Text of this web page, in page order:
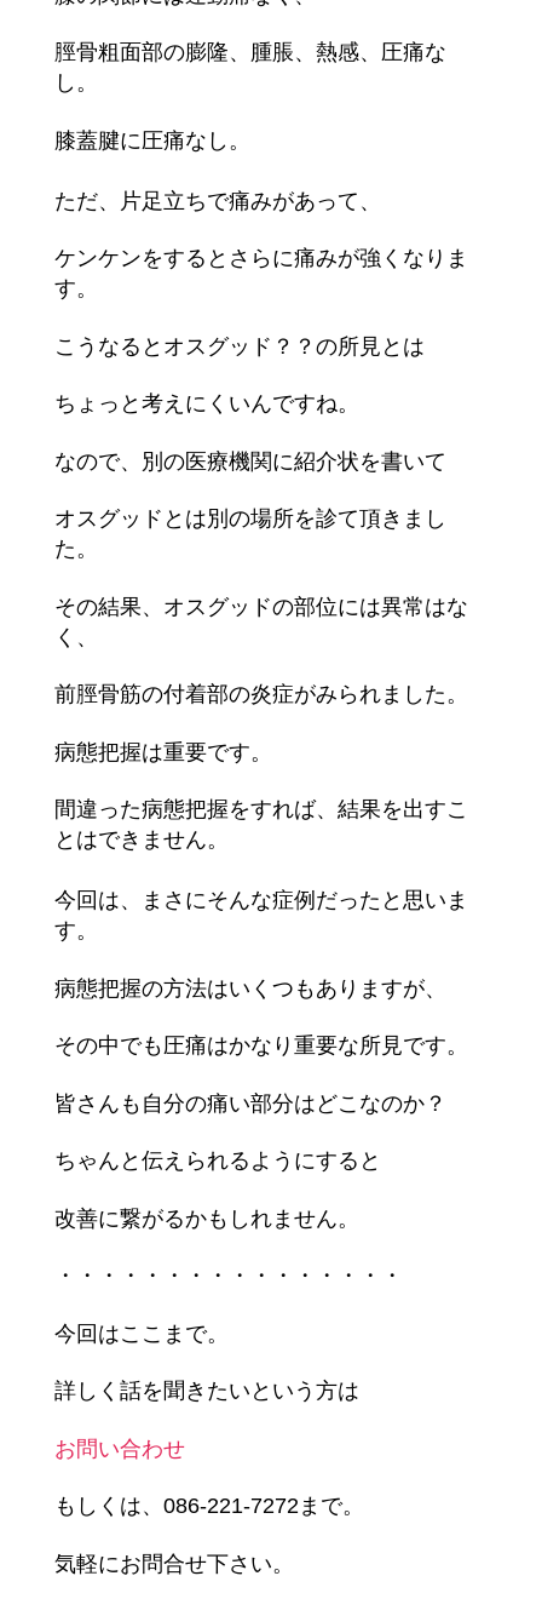
脛骨粗面部の膨隆、腫脹、熱感、圧痛な
し。
膝蓋腱に圧痛なし。
ただ、片足立ちで痛みがあって、
ケンケンをするとさらに痛みが強くなりま
す。
こうなるとオスグッド？？の所見とは
ちょっと考えにくいんですね。
なので、別の医療機関に紹介状を書いて
オスグッドとは別の場所を診て頂きまし
た。
その結果、オスグッドの部位には異常はな
く、
前脛骨筋の付着部の炎症がみられました。
病態把握は重要です。
間違った病態把握をすれば、結果を出すこ
とはできません。
今回は、まさにそんな症例だったと思いま
す。
病態把握の方法はいくつもありますが、
その中でも圧痛はかなり重要な所見です。
皆さんも自分の痛い部分はどこなのか？
ちゃんと伝えられるようにすると
改善に繋がるかもしれません。
・・・・・・・・・・・・・・・・
今回はここまで。
詳しく話を聞きたいという方は
お問い合わせ
もしくは、086-221-7272まで。
気軽にお問合せ下さい。